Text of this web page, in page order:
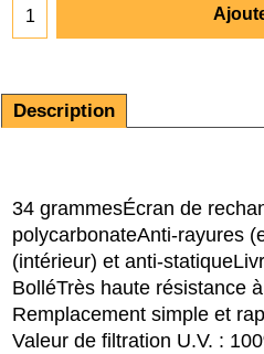
Description
34 grammesÉcran de
polycarbonateAnti-rayures
(intérieur) et anti-statique
BolléTrès haute résistance
Remplacement simple et
Valeur de filtration U.V. :